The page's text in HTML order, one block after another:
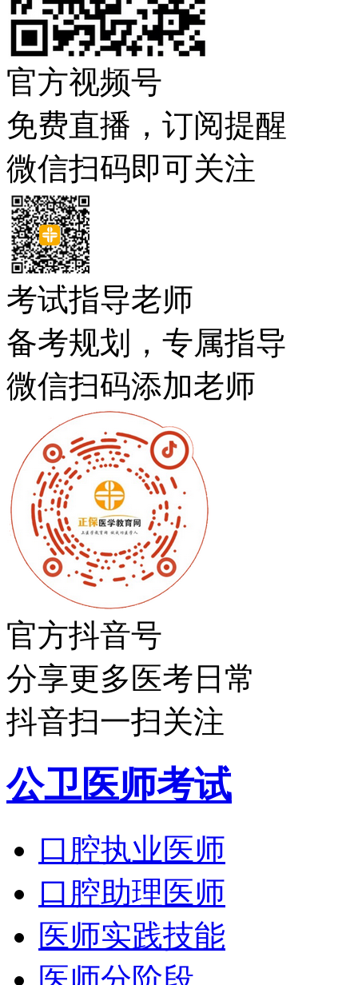
官方视频号
免费直播，订阅提醒
微信扫码即可关注
考试指导老师
备考规划，专属指导
微信扫码添加老师
官方抖音号
分享更多医考日常
抖音扫一扫关注
公卫医师考试
口腔执业医师
口腔助理医师
医师实践技能